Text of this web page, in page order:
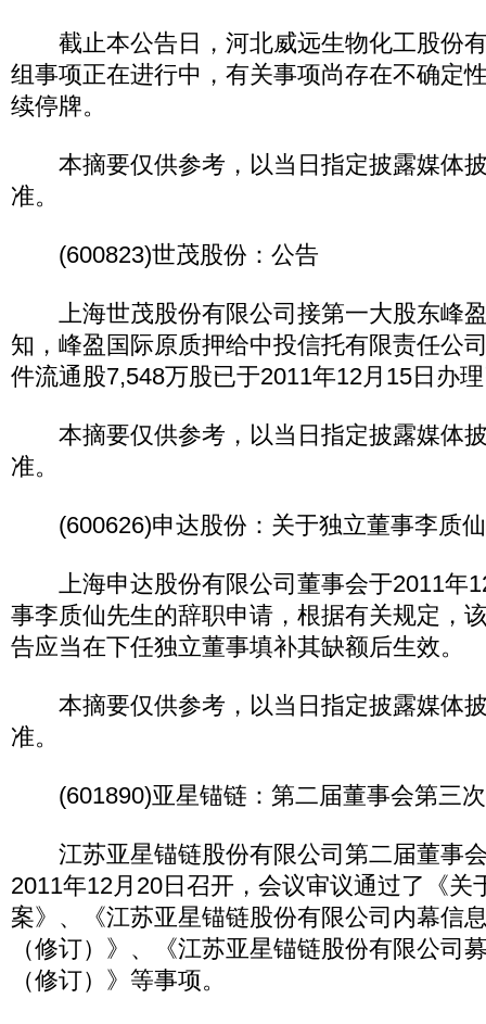
截止本公告日，河北威远生物化工股份
组事项正在进行中，有关事项尚存在不确定
续停牌。
本摘要仅供参考，以当日指定披露媒体
准。
(600823)世茂股份：公告
上海世茂股份有限公司接第一大股东峰
知，峰盈国际原质押给中投信托有限责任公
件流通股7,548万股已于2011年12月15日办
本摘要仅供参考，以当日指定披露媒体
准。
(600626)申达股份：关于独立董事李质
上海申达股份有限公司董事会于2011年
事李质仙先生的辞职申请，根据有关规定，
告应当在下任独立董事填补其缺额后生效。
本摘要仅供参考，以当日指定披露媒体
准。
(601890)亚星锚链：第二届董事会第三次
江苏亚星锚链股份有限公司第二届董事
2011年12月20日召开，会议审议通过了《关
案》、《江苏亚星锚链股份有限公司内幕信
（修订）》、《江苏亚星锚链股份有限公司
（修订）》等事项。